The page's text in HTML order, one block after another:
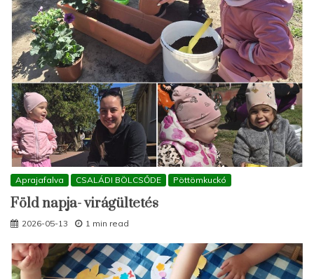
Aprajafalva CSALÁDI BÖLCSŐDE Pöttömkuckó
Föld napja- virágültetés
2026-05-13 1 min read